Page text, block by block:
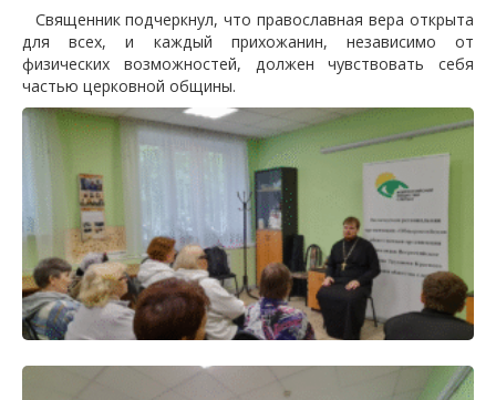
Священник подчеркнул, что православная вера открыта
для всех, и каждый прихожанин, независимо от
физических возможностей, должен чувствовать себя
частью церковной общины.